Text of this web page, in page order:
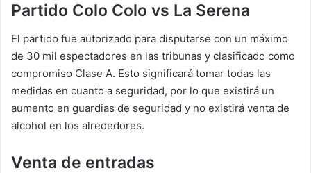
Partido Colo Colo vs La Serena
El partido fue autorizado para disputarse con un máximo
de 30 mil espectadores en las tribunas y clasificado como
compromiso Clase A. Esto significará tomar todas las
medidas en cuanto a seguridad, por lo que existirá un
aumento en guardias de seguridad y no existirá venta de
alcohol en los alrededores.
Venta de entradas